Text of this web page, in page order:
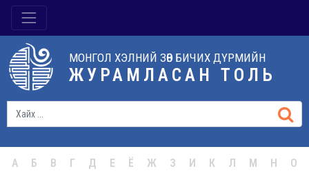
МОНГОЛ ХЭЛНИЙ ЗӨВ БИЧИХ ДҮРМИЙН
ЖУРАМЛАСАН ТОЛЬ
А Б В Г Д Е Ё Ж З И К Л М Н О